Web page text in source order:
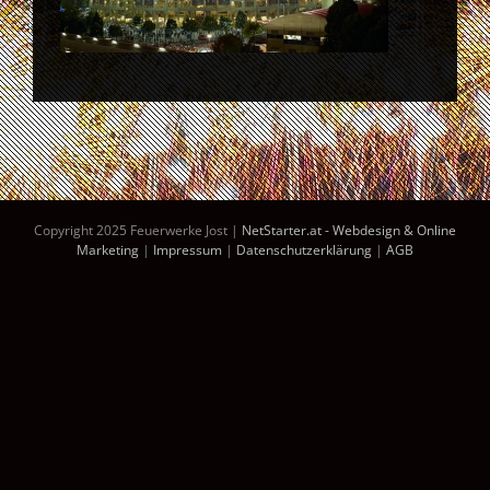
Copyright 2025 Feuerwerke Jost | NetStarter.at - Webdesign & Online
Marketing | Impressum | Datenschutzerklärung | AGB